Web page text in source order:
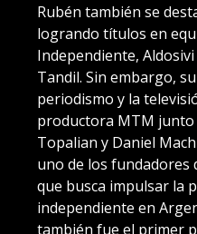
Rubén también se
logrando títulos en
Independiente,
Tandil. Sin embargo,
periodismo y la
productora MTM junto
Topalian y Daniel
uno de los fundadores
que busca impulsar la
independiente en
también fue el primer